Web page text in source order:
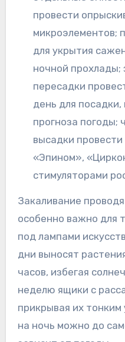
провести
микроэлементов;
для укрытия
ночной прохлады;
пересадки
день для
прогноза погоды;
высадки
«Эпином»,
стимуляторами
Закаливание
особенно важно для
под лампами
дни выносят
часов, избегая
неделю ящики с
прикрывая их
на ночь можно до